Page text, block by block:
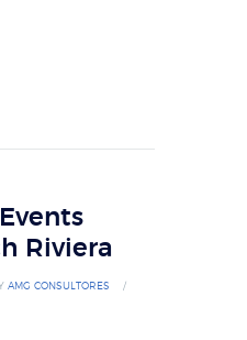
Riviera
AMG CONSULTORES